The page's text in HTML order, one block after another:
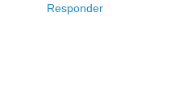
Responder